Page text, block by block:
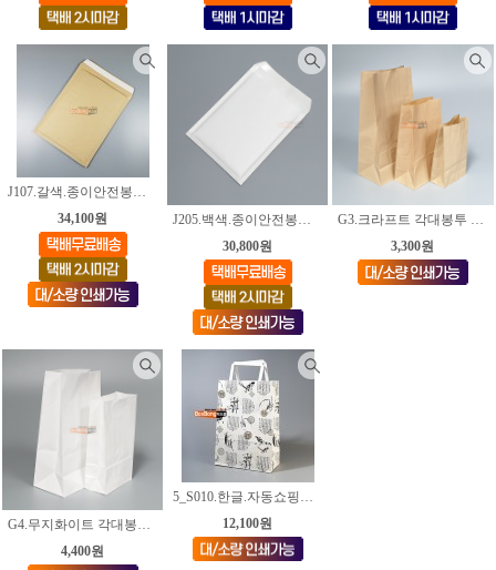
J107.갈색.종이안전봉투. 215*280+45mm [50장]
34,100원
J205.백색.종이안전봉투. 185*230+40mm [50장]
30,800원
G3.크라프트 각대봉투 [4가지사이즈]
3,300원
G4.무지화이트 각대봉투 [3가지사이즈]
4,400원
12,100원